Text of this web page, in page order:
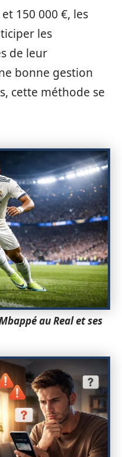
150 000 €, les
les
de leur
bonne gestion
cette méthode se
au Real et ses